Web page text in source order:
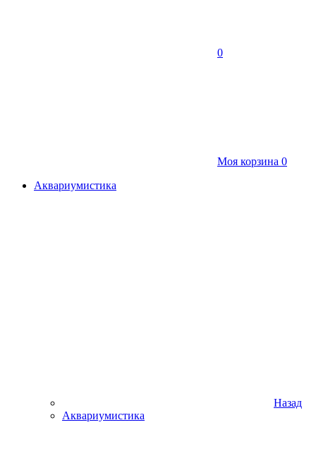
0
Моя корзина 0
Аквариумистика
Назад
Аквариумистика